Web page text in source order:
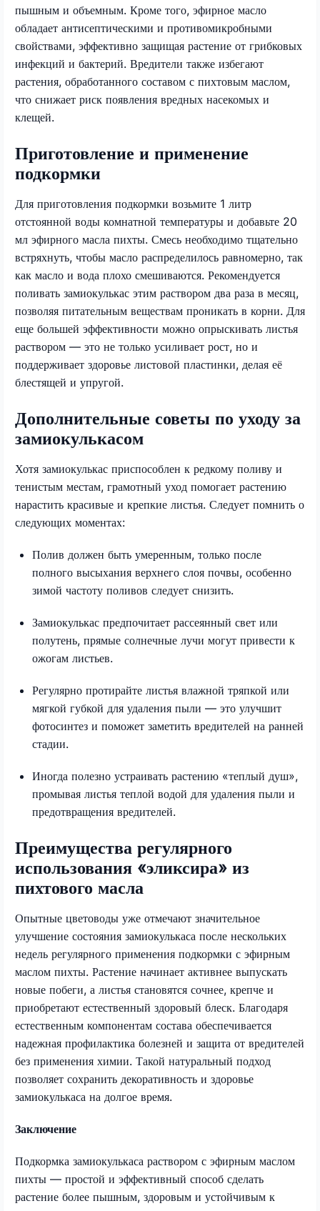
пышным и объемным. Кроме того, эфирное масло
обладает антисептическими и противомикробными
свойствами, эффективно защищая растение от грибковых
инфекций и бактерий. Вредители также избегают
растения, обработанного составом с пихтовым маслом,
что снижает риск появления вредных насекомых и
клещей.
Приготовление и применение
подкормки
Для приготовления подкормки возьмите 1 литр
отстоянной воды комнатной температуры и добавьте 20
мл эфирного масла пихты. Смесь необходимо тщательно
встряхнуть, чтобы масло распределилось равномерно, так
как масло и вода плохо смешиваются. Рекомендуется
поливать замиокулькас этим раствором два раза в месяц,
позволяя питательным веществам проникать в корни. Для
еще большей эффективности можно опрыскивать листья
раствором — это не только усиливает рост, но и
поддерживает здоровье листовой пластинки, делая её
блестящей и упругой.
Дополнительные советы по уходу за
замиокулькасом
Хотя замиокулькас приспособлен к редкому поливу и
тенистым местам, грамотный уход помогает растению
нарастить красивые и крепкие листья. Следует помнить о
следующих моментах:
Полив должен быть умеренным, только после
полного высыхания верхнего слоя почвы, особенно
зимой частоту поливов следует снизить.
Замиокулькас предпочитает рассеянный свет или
полутень, прямые солнечные лучи могут привести к
ожогам листьев.
Регулярно протирайте листья влажной тряпкой или
мягкой губкой для удаления пыли — это улучшит
фотосинтез и поможет заметить вредителей на ранней
стадии.
Иногда полезно устраивать растению «теплый душ»,
промывая листья теплой водой для удаления пыли и
предотвращения вредителей.
Преимущества регулярного
использования «эликсира» из
пихтового масла
Опытные цветоводы уже отмечают значительное
улучшение состояния замиокулькаса после нескольких
недель регулярного применения подкормки с эфирным
маслом пихты. Растение начинает активнее выпускать
новые побеги, а листья становятся сочнее, крепче и
приобретают естественный здоровый блеск. Благодаря
естественным компонентам состава обеспечивается
надежная профилактика болезней и защита от вредителей
без применения химии. Такой натуральный подход
позволяет сохранить декоративность и здоровье
замиокулькаса на долгое время.
Заключение
Подкормка замиокулькаса раствором с эфирным маслом
пихты — простой и эффективный способ сделать
растение более пышным, здоровым и устойчивым к